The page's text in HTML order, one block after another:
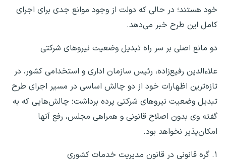
خود هستند؛ در حالی که دولت از وجود موانع جدی برای اجرای
کامل این طرح خبر می‌دهد.
دو مانع اصلی بر سر راه تبدیل وضعیت نیرو‌های شرکتی
علاءالدین رفیع‌زاده، رئیس سازمان اداری و استخدامی کشور، در
تازه‌ترین اظهارات خود از دو چالش اساسی در مسیر اجرای طرح
تبدیل وضعیت نیرو‌های شرکتی پرده برداشت؛ چالش‌هایی که به
گفته وی بدون اصلاح قانونی و همراهی مجلس، رفع آنها
امکان‌پذیر نخواهد بود.
۱. گره قانونی در قانون مدیریت خدمات کشوری